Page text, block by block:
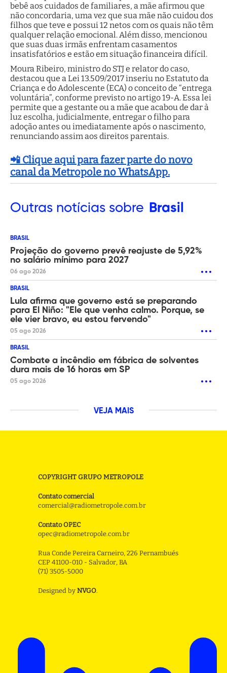
bebê aos cuidados de familiares, a mãe afirmou que
não concordaria, uma vez que sua mãe não cuidou dos
filhos que teve e possui 12 netos com os quais não têm
qualquer relação emocional. Além disso, mencionou
que suas duas irmãs enfrentam casamentos
insatisfatórios e estão em situação financeira difícil.
Moura Ribeiro, ministro do STJ e relator do caso,
destacou que a Lei 13.509/2017 inseriu no Estatuto da
Criança e do Adolescente (ECA) o conceito de “entrega
voluntária”, conforme previsto no artigo 19-A. Essa lei
permite que a gestante ou a mãe que acabou de dar à
luz escolha, judicialmente, entregar o filho para
adoção antes ou imediatamente após o nascimento,
renunciando assim aos direitos parentais.
📲 Clique aqui para fazer parte do novo
canal da Metropole no WhatsApp.
Outras notícias sobre Brasil
BRASIL
Projeção do governo prevê reajuste de 5,92%
no salário mínimo para 2027
06 ago 2026
BRASIL
Lula afirma que governo está se preparando
para El Niño: "Ele que venha calmo. Porque, se
ele vier bravo, eu estou fervendo"
05 ago 2026
BRASIL
Combate a incêndio em fábrica de solventes
dura mais de 16 horas em SP
05 ago 2026
VEJA MAIS
COPYRIGHT GRUPO METROPOLE
Contato comercial
comercial@radiometropole.com.br
Contato OPEC
opec@radiometropole.com.br
Rua Conde Pereira Carneiro, 226 Pernambués
CEP 41100-010 - Salvador, BA
(71) 3505-5000
Designed by NVGO.